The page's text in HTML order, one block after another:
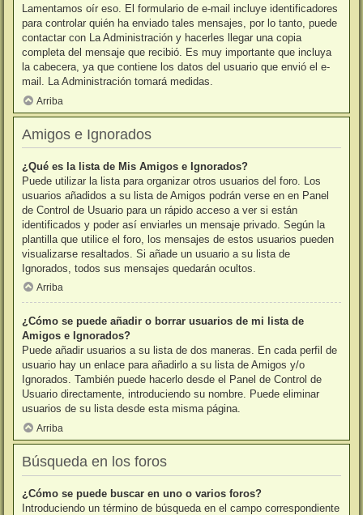
Lamentamos oír eso. El formulario de e-mail incluye identificadores
para controlar quién ha enviado tales mensajes, por lo tanto, puede
contactar con La Administración y hacerles llegar una copia
completa del mensaje que recibió. Es muy importante que incluya
la cabecera, ya que contiene los datos del usuario que envió el e-
mail. La Administración tomará medidas.
Arriba
Amigos e Ignorados
¿Qué es la lista de Mis Amigos e Ignorados?
Puede utilizar la lista para organizar otros usuarios del foro. Los
usuarios añadidos a su lista de Amigos podrán verse en en Panel
de Control de Usuario para un rápido acceso a ver si están
identificados y poder así enviarles un mensaje privado. Según la
plantilla que utilice el foro, los mensajes de estos usuarios pueden
visualizarse resaltados. Si añade un usuario a su lista de
Ignorados, todos sus mensajes quedarán ocultos.
Arriba
¿Cómo se puede añadir o borrar usuarios de mi lista de
Amigos e Ignorados?
Puede añadir usuarios a su lista de dos maneras. En cada perfil de
usuario hay un enlace para añadirlo a su lista de Amigos y/o
Ignorados. También puede hacerlo desde el Panel de Control de
Usuario directamente, introduciendo su nombre. Puede eliminar
usuarios de su lista desde esta misma página.
Arriba
Búsqueda en los foros
¿Cómo se puede buscar en uno o varios foros?
Introduciendo un término de búsqueda en el campo correspondiente